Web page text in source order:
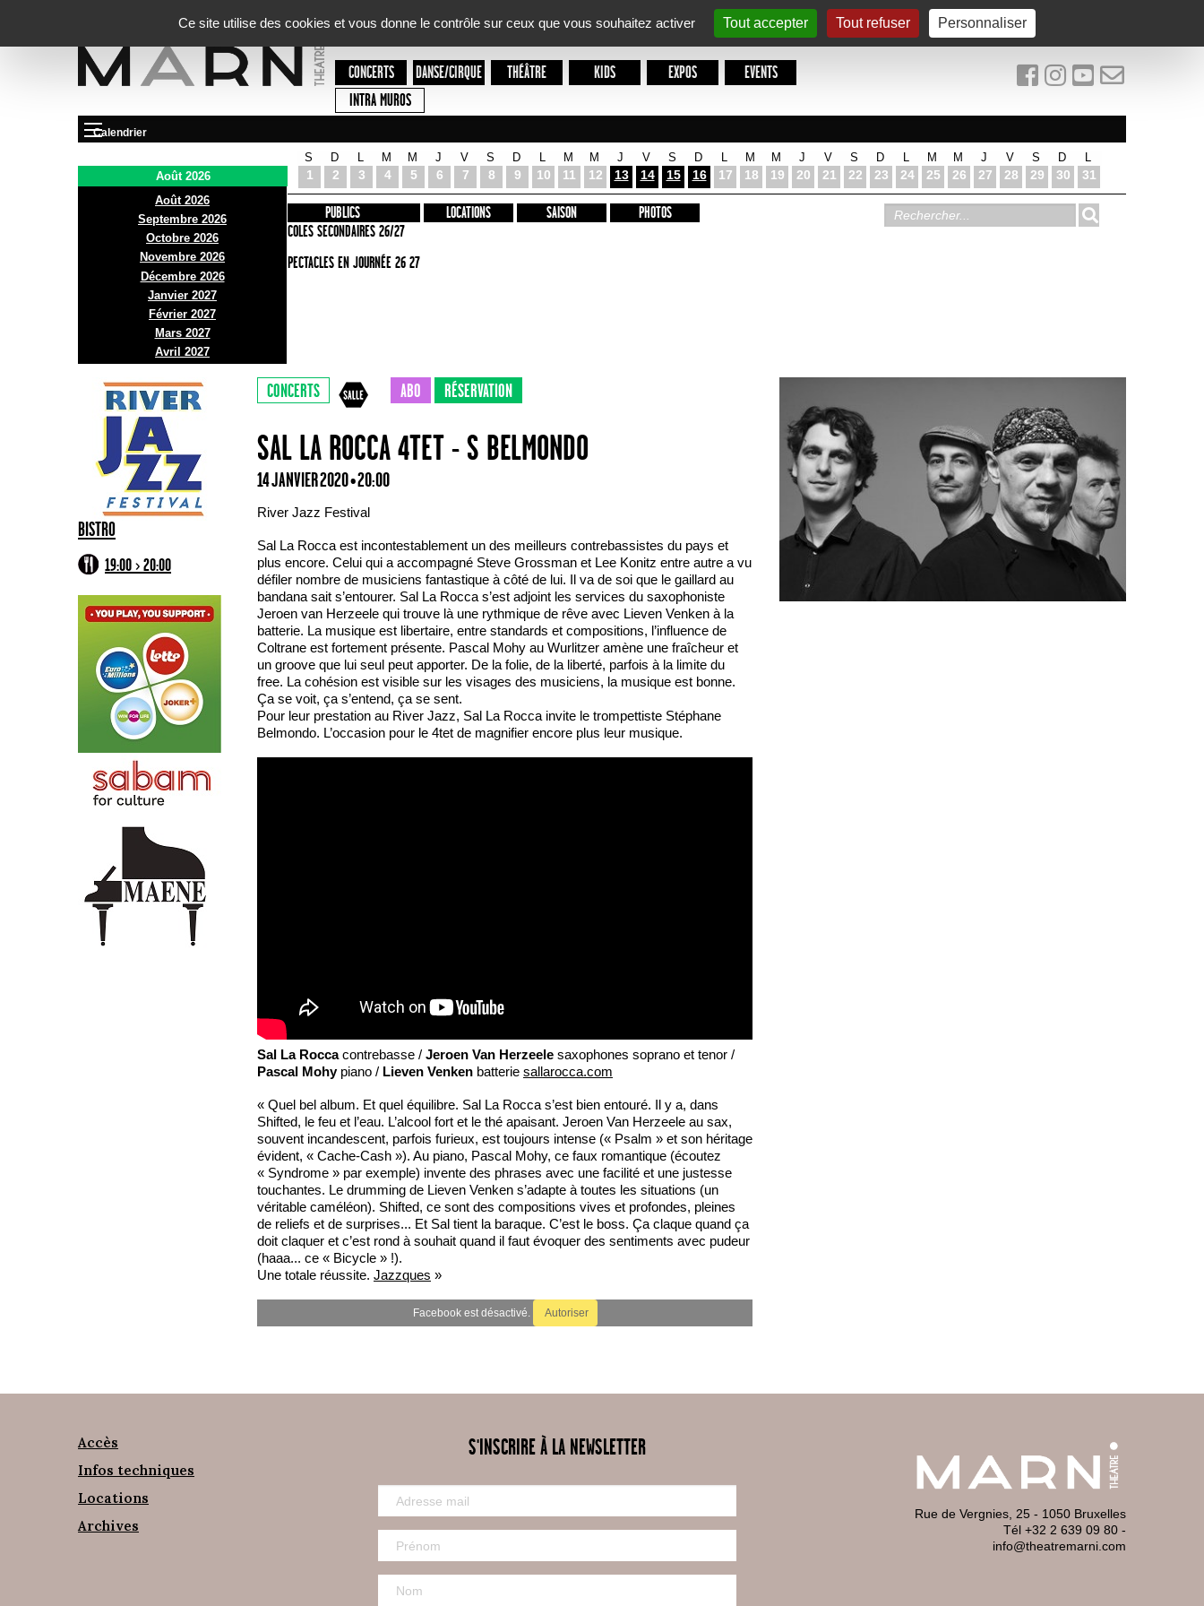
Ce site utilise des cookies et vous donne le contrôle sur ceux que vous souhaitez activer
Tout accepter Tout refuser Personnaliser
CONCERTS DANSE/CIRQUE THÉÂTRE KIDS EXPOS
EVENTS
INTRA MUROS
Calendrier
Août 2026
Août 2026
Septembre 2026
Octobre 2026
Novembre 2026
Décembre 2026
Janvier 2027
Février 2027
Mars 2027
Avril 2027
S
1
D
2 3
M
4
M
5
J
6
V
7
S
8
D
9 10
M
11
M
12
J
13
V
14
S
15
D
16 17
M
18
M
19
J
20
V
21
S
22
D
23 24
M
25
M
26
J
27
V
28
S
29
D
30 31
PRÉSENTATION
INFOS PRATIQUES
ACCES
BAR ET BISTRO
BILLETTERIE
PUBLICS
ECOLES SECONDAIRES 26/27
SPECTACLES EN JOURNÉE 26 27
LOCATIONS SAISON PHOTOS
CONCERTS ABO RÉSERVATION
SAL LA ROCCA 4TET - S BELMONDO
14 JANVIER 2020 • 20:00
River Jazz Festival
Sal La Rocca est incontestablement un des meilleurs contrebassistes du pays et
plus encore. Celui qui a accompagné Steve Grossman et Lee Konitz entre autre a vu
défiler nombre de musiciens fantastique à côté de lui. Il va de soi que le gaillard au
bandana sait s’entourer. Sal La Rocca s’est adjoint les services du saxophoniste
Jeroen van Herzeele qui trouve là une rythmique de rêve avec Lieven Venken à la
batterie. La musique est libertaire, entre standards et compositions, l’influence de
Coltrane est fortement présente. Pascal Mohy au Wurlitzer amène une fraîcheur et
un groove que lui seul peut apporter. De la folie, de la liberté, parfois à la limite du
free. La cohésion est visible sur les visages des musiciens, la musique est bonne.
Ça se voit, ça s’entend, ça se sent.
Pour leur prestation au River Jazz, Sal La Rocca invite le trompettiste Stéphane
Belmondo. L’occasion pour le 4tet de magnifier encore plus leur musique.
Sal La Roccacontrebasse / Jeroen Van Herzeele saxophones soprano et tenor /
Pascal Mohypiano / Lieven Venken batterie sallarocca.com
« Quel bel album. Et quel équilibre. Sal La Rocca s’est bien entouré. Il y a, dans
Shifted, le feu et l’eau. L’alcool fort et le thé apaisant. Jeroen Van Herzeele au sax,
souvent incandescent, parfois furieux, est toujours intense (« Psalm » et son héritage
évident, « Cache-Cash »). Au piano, Pascal Mohy, ce faux romantique (écoutez
« Syndrome » par exemple) invente des phrases avec une facilité et une justesse
touchantes. Le drumming de Lieven Venken s’adapte à toutes les situations (un
véritable caméléon). Shifted, ce sont des compositions vives et profondes, pleines
de reliefs et de surprises... Et Sal tient la baraque. C’est le boss. Ça claque quand ça
doit claquer et c’est rond à souhait quand il faut évoquer des sentiments avec pudeur
(haaa... ce « Bicycle » !).
Une totale réussite. Jazzques »
Facebook est désactivé. Autoriser
BISTRO
19:00 > 20:00
Accès
Infos techniques
Locations
Archives
S'INSCRIRE À LA NEWSLETTER
Rue de Vergnies, 25 - 1050 Bruxelles
Tél +32 2 639 09 80 -
info@theatremarni.com